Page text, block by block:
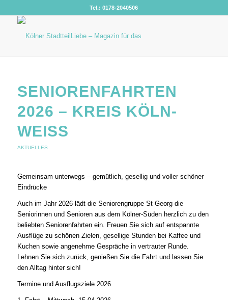
Tel.: 0178-2040506
SENIORENFAHRTEN
2026 – KREIS KÖLN-
WEISS
AKTUELLES
Gemeinsam unterwegs – gemütlich, gesellig und voller schöner
Eindrücke
Auch im Jahr 2026 lädt die Seniorengruppe St Georg die
Seniorinnen und Senioren aus dem Kölner-Süden herzlich zu den
beliebten Seniorenfahrten ein. Freuen Sie sich auf entspannte
Ausflüge zu schönen Zielen, gesellige Stunden bei Kaffee und
Kuchen sowie angenehme Gespräche in vertrauter Runde.
Lehnen Sie sich zurück, genießen Sie die Fahrt und lassen Sie
den Alltag hinter sich!
Termine und Ausflugsziele 2026